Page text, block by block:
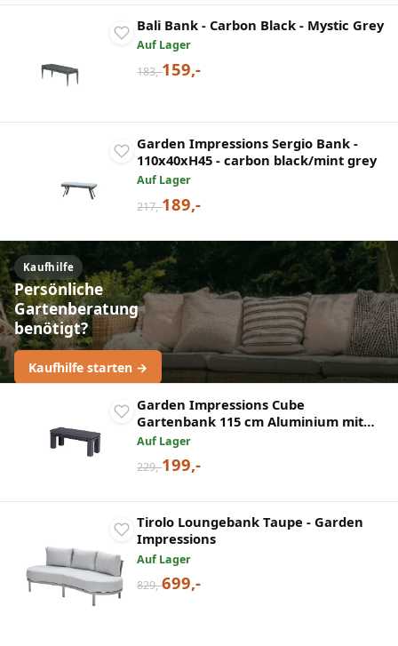
Bali Bank - Carbon Black - Mystic Grey
Auf Lager
183,-159,-
Garden Impressions Sergio Bank -
110x40xH45 - carbon black/mint grey
Auf Lager
217,-189,-
Kaufhilfe
Persönliche
Gartenberatung
benötigt?
Kaufhilfe starten →
Garden Impressions Cube
Gartenbank 115 cm Aluminium mit
Kissen
Auf Lager
229,-199,-
Tirolo Loungebank Taupe - Garden
Impressions
Auf Lager
829,-699,-